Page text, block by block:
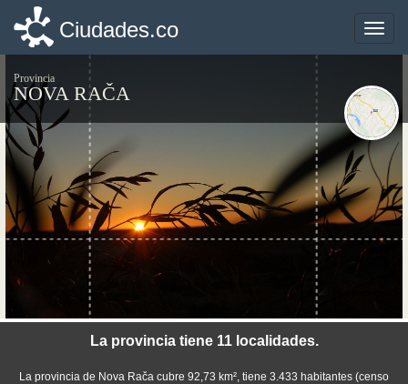
Toggle
Ciudades.co
Provincia
NOVA RAČA
La provincia tiene 11 localidades.
La provincia de Nova Rača cubre 92,73 km², tiene 3.433 habitantes (censo
Toggle
Ciudades.co